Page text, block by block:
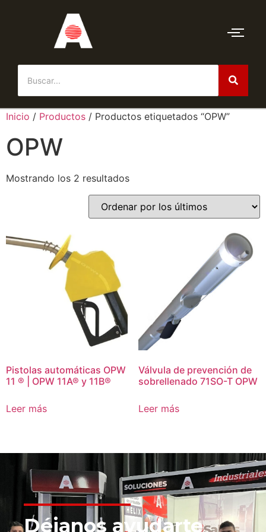
Inicio / Productos / Productos etiquetados “OPW”
OPW
Mostrando los 2 resultados
Pistolas automáticas OPW
11 ® | OPW 11A® y 11B®
Leer más
Válvula de prevención de
sobrellenado 71SO-T OPW
Leer más
Déjanos ayudarte